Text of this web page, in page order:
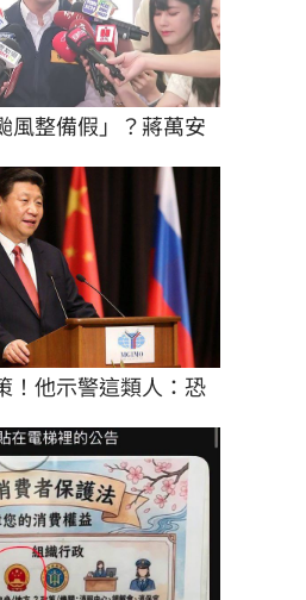
風整備假」？蔣萬安
！他示警這類人：恐